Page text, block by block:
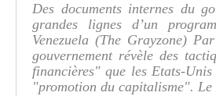
Des documents internes du
grandes lignes d’un
Venezuela (The Grayzone)
gouvernement révèle des
financières" que les Etats-
"promotion du capitalisme". Le